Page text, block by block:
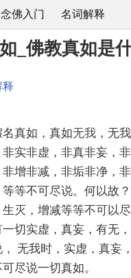
念佛入门 名词解释
_佛教真如是
释
真如，真如无我，无
非虚，非真非妄，非
增非减，非垢非净，
等不可尽说。何以故
灭，增减等等不可以
切实虚，真妄，有无，
无我时，实虚，真妄
尽说一切真如。